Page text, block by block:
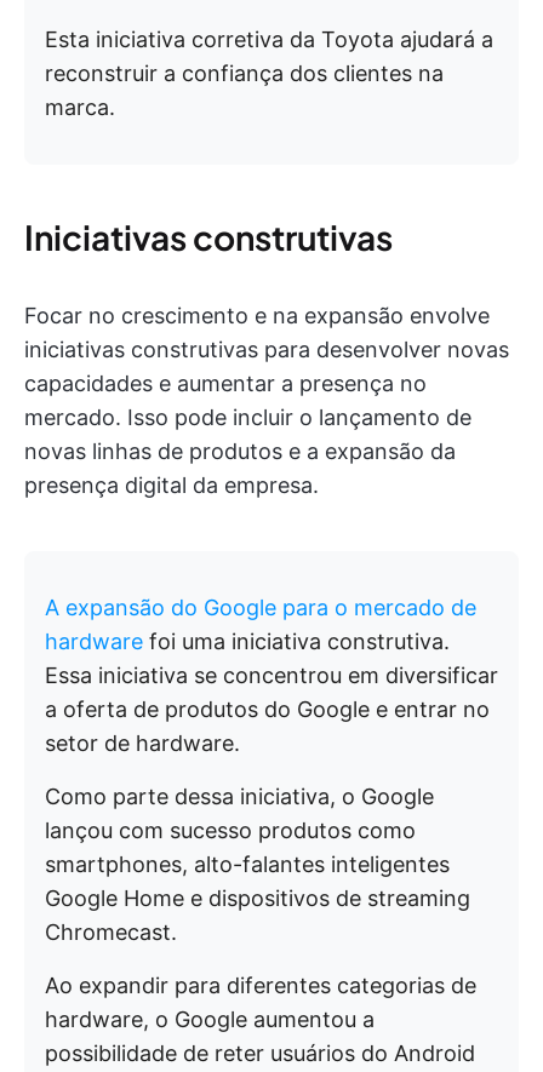
Esta iniciativa corretiva da Toyota ajudará a
reconstruir a confiança dos clientes na
marca.
Iniciativas construtivas
Focar no crescimento e na expansão envolve
iniciativas construtivas para desenvolver novas
capacidades e aumentar a presença no
mercado. Isso pode incluir o lançamento de
novas linhas de produtos e a expansão da
presença digital da empresa.
A expansão do Google para o mercado de
hardware foi uma iniciativa construtiva.
Essa iniciativa se concentrou em diversificar
a oferta de produtos do Google e entrar no
setor de hardware.
Como parte dessa iniciativa, o Google
lançou com sucesso produtos como
smartphones, alto-falantes inteligentes
Google Home e dispositivos de streaming
Chromecast.
Ao expandir para diferentes categorias de
hardware, o Google aumentou a
possibilidade de reter usuários do Android